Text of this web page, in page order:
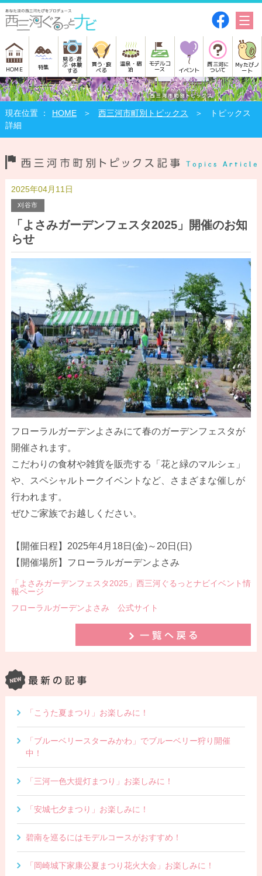
HOME 特集
見る･遊
ぶ･体験
する
買う･食
べる
温泉・宿
泊
モデルコ
ース イベント
西三河に
ついて
Myたびノ
ート
HOME 西三河市町別トピックス
トピックス
詳細
2025年04月11日
刈谷市
「よさみガーデンフェスタ2025」開催のお知
らせ
フローラルガーデンよさみにて春のガーデンフェスタが
開催されます。
こだわりの食材や雑貨を販売する「花と緑のマルシェ」
や、スペシャルトークイベントなど、さまざまな催しが
行われます。
ぜひご家族でお越しください。
【開催日程】2025年4月18日(金)～20日(日)
【開催場所】フローラルガーデンよさみ
「よさみガーデンフェスタ2025」西三河ぐるっとナビイベント情
報ページ
フローラルガーデンよさみ 公式サイト
「こうた夏まつり」お楽しみに！
「ブルーベリースターみかわ」でブルーベリー狩り開催
中！
「三河一色大提灯まつり」お楽しみに！
「安城七夕まつり」お楽しみに！
碧南を巡るにはモデルコースがおすすめ！
「岡崎城下家康公夏まつり花火大会」お楽しみに！